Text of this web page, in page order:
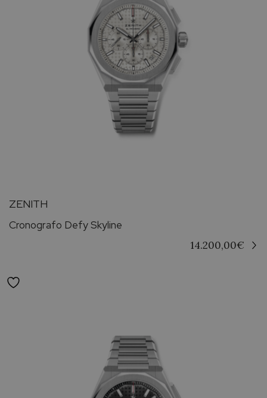
ZENITH
Cronografo Defy Skyline
14.200,00€